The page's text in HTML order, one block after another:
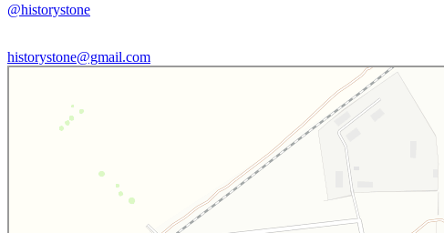
@historystone
historystone@gmail.com
History stone